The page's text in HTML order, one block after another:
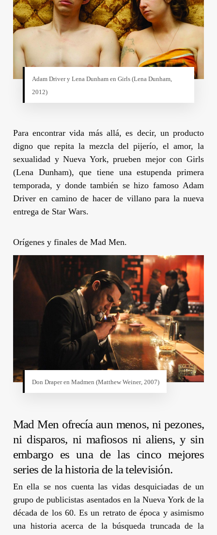
Adam DriveryLena Dunham en Girls (Lena Dunham,
2012)
Para encontrar vida más allá, es decir, un producto
digno que repita la mezcla del pijerío, el amor, la
sexualidad y Nueva York, prueben mejor conGirls
(Lena Dunham), que tiene una estupenda primera
temporada, y donde también se hizo famosoAdam
Driveren camino de hacer de villano para la nueva
entrega de Star Wars.
Orígenes y finales de Mad Men.
Don Draper en Madmen (Matthew Weiner, 2007)
Mad Men ofrecía aun menos, ni pezones,
ni disparos, ni mafiosos ni aliens, y sin
embargo es una de las cinco mejores
series de la historia de la televisión.
En ella se nos cuenta las vidas desquiciadas de un
grupo de publicistas asentados en la Nueva York de la
década de los 60. Es un retrato de época y asimismo
una historia acerca de la búsqueda truncada de la